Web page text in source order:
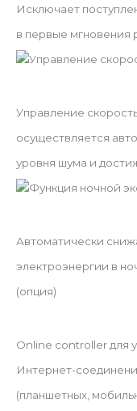
Исключает
в первые мгновения
Управление
Управление
осуществляется
уровня шума и
Функция ночной
Автоматически
электроэнергии в
(опция)
Online controller для
Интернет-
(планшетных,